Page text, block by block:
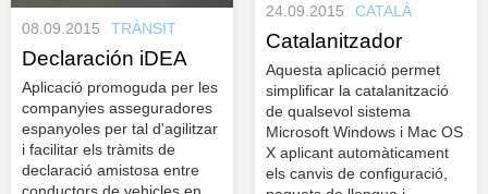
24.09.2015 CATALÀ
Catalanitzador
Aquesta aplicació permet
simplificar la catalanització
de qualsevol sistema
Microsoft Windows i Mac OS
X aplicant automàticament
els canvis de configuració,
08.09.2015 TRÀNSIT
Declaración iDEA
Aplicació promoguda per les
companyies asseguradores
espanyoles per tal d'agilitzar
i facilitar els tràmits de
declaració amistosa entre